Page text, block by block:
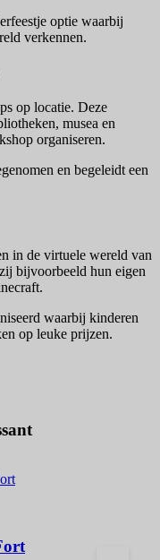
optie waarbij
verkennen.
op locatie. Deze
musea en
organiseren.
en begeleidt een
in de virtuele wereld van
bijvoorbeeld hun eigen
waarbij kinderen
op leuke prijzen.